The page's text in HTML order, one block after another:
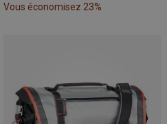
Vous économisez 23%